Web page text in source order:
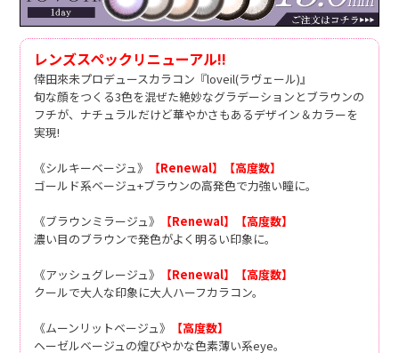
レンズスペックリニューアル!!
倖田來未プロデュースカラコン『loveil(ラヴェール)』
旬な顔をつくる3色を混ぜた絶妙なグラデーションとブラウンの
フチが、ナチュラルだけど華やかさもあるデザイン＆カラーを
実現!
《シルキーベージュ》 【Renewal】
【高度数】
ゴールド系ベージュ+ブラウンの高発色で力強い瞳に。
《ブラウンミラージュ》 【Renewal】
【高度数】
濃い目のブラウンで発色がよく明るい印象に。
《アッシュグレージュ》 【Renewal】
【高度数】
クールで大人な印象に大人ハーフカラコン。
《ムーンリットベージュ》
【高度数】
ヘーゼルベージュの煌びやかな色素薄い系eye。